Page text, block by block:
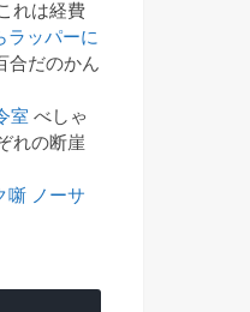
れは経費
ラッパーに
合だのかん
室 べしゃ
れの断崖
噺 ノーサ